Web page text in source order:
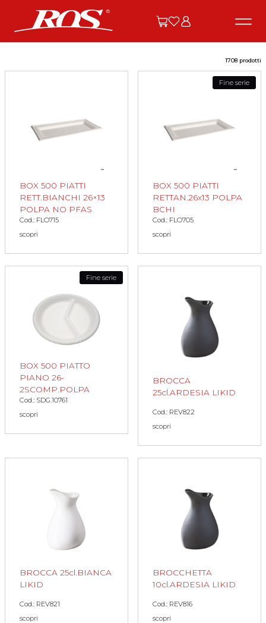
1708 prodotti
BOX 500 PIATTI
RETT.BIANCHI 26×13
POLPA NO PFAS
Cod.: FLO715
scopri
Fine serie
BOX 500 PIATTI
RETTAN.26x13 POLPA
BCHI
Cod.: FLO705
scopri
Fine serie
BOX 500 PIATTO
PIANO 26-
2SCOMP.POLPA
Cod.: SDG.10761
scopri
BROCCA
25cl.ARDESIA LIKID
Cod.: REV822
scopri
BROCCA 25cl.BIANCA
LIKID
Cod.: REV821
scopri
BROCCHETTA
10cl.ARDESIA LIKID
Cod.: REV816
scopri